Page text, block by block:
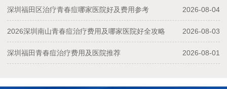
深圳福田区治疗青春痘哪家医院好及费用参考 2026-08-04
2026深圳南山青春痘治疗费用及哪家医院好全攻略 2026-08-03
深圳福田青春痘治疗费用及医院推荐 2026-08-01